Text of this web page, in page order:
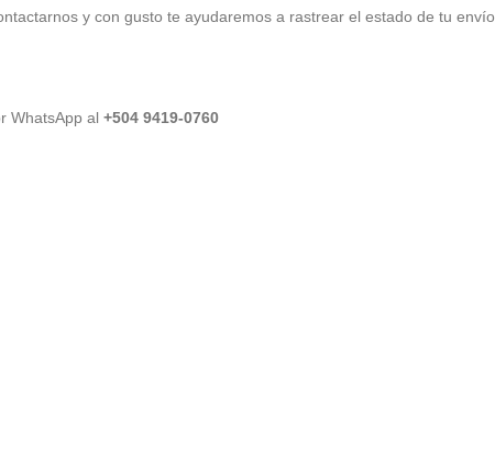
y con gusto te ayudaremos a rastrear el estado de tu envío.
WhatsApp al +504 9419-0760